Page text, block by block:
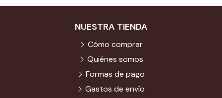
NUESTRA TIENDA
Cómo comprar
Quiénes somos
Formas de pago
Gastos de envío